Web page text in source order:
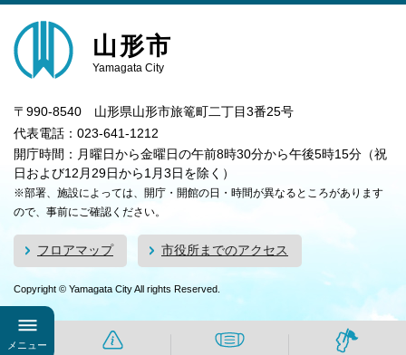
メニュー
山形市
Yamagata City
〒990-8540 山形県山形市旅篭町二丁目3番25号
代表電話：023-641-1212
開庁時間：月曜日から金曜日の午前8時30分から午後5時15分（祝
日および12月29日から1月3日を除く）
※部署、施設によっては、開庁・開館の日・時間が異なるところがあります
ので、事前にご確認ください。
フロアマップ 市役所までのアクセス
Copyright © Yamagata City All rights Reserved.